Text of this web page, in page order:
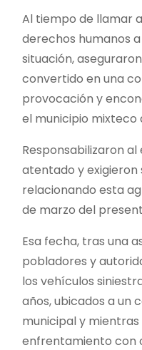
Al tiempo de llamar
derechos humanos
situación,
convertido en una
provocación y
el municipio mixteco
Responsabilizaron al
atentado y exigieron
relacionando esta
de marzo del
Esa fecha, tras una
pobladores y
los vehículos
años, ubicados a un
municipal y
enfrentamiento con